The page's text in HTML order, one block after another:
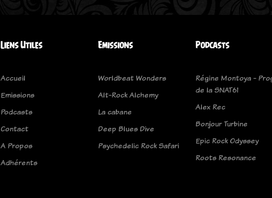
Liens Utiles
Accueil
Emissions
Podcasts
Contact
A Propos
Adhérents
Emissions
Worldbeat Wonders
Alt-Rock Alchemy
La cabane
Deep Blues Dive
Psychedelic Rock Safari
Podcasts
Régine Montoya -
de la SNAT61
Alex Rec
Bonjour Turbine
Epic Rock Odyssey
Roots Resonance